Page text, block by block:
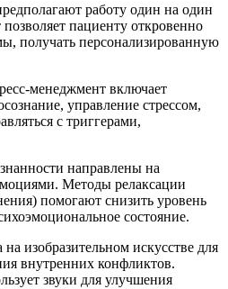
работу один на один
пациенту откровенно
получать персонализированную
менеджмент включает
управление стрессом,
с триггерами,
направлены на
Методы релаксации
помогают снизить уровень
состояние.
изобразительном искусстве для
внутренних конфликтов.
звуки для улучшения